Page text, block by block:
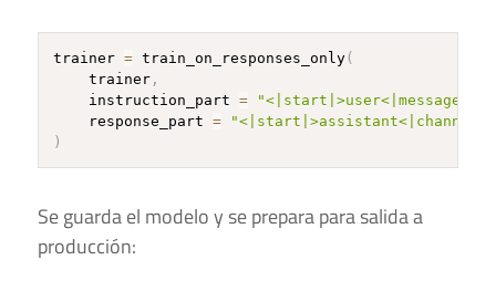
trainer = train_on_responses_only(
    trainer
,
    instruction_part
= "<|start|>user<|message|>"
    response_part
=
)
Se guarda el modelo y se prepara para salida a
producción: